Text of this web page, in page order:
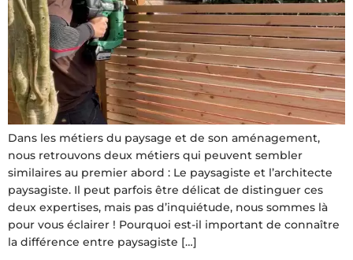
Dans les métiers du paysage et de son aménagement,
nous retrouvons deux métiers qui peuvent sembler
similaires au premier abord : Le paysagiste et l’architecte
paysagiste. Il peut parfois être délicat de distinguer ces
deux expertises, mais pas d’inquiétude, nous sommes là
pour vous éclairer ! Pourquoi est-il important de connaître
la différence entre paysagiste […]